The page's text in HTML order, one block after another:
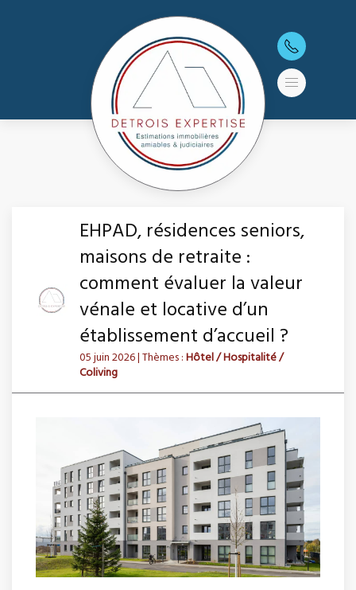
EHPAD, résidences seniors,
maisons de retraite :
comment évaluer la valeur
vénale et locative d’un
établissement d’accueil ?
05 juin 2026| Thèmes :Hôtel / Hospitalité /
Coliving